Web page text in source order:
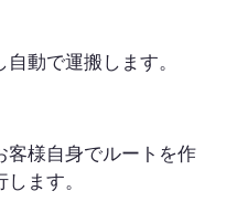
動で運搬します。
客様自身でルートを作
ます。